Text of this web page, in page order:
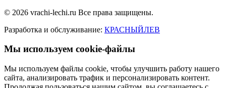
© 2026 vrachi-lechi.ru Все права защищены.
Разработка и обслуживание: КРАСНЫЙЛЕВ
Мы используем cookie-файлы
Мы используем файлы cookie, чтобы улучшить работу нашего
сайта, анализировать трафик и персонализировать контент.